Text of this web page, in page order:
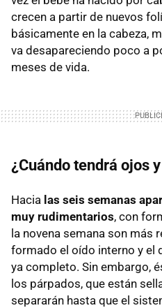
crecen a partir de nuevos
básicamente en la cabeza,
va desapareciendo poco a
meses de vida.
¿Cuándo tendrá ojos
Hacia las seis semanas
muy rudimentarios, con
la novena semana son más
formado el oído interno y el
ya completo. Sin embargo,
los párpados, que están
separarán hasta que el